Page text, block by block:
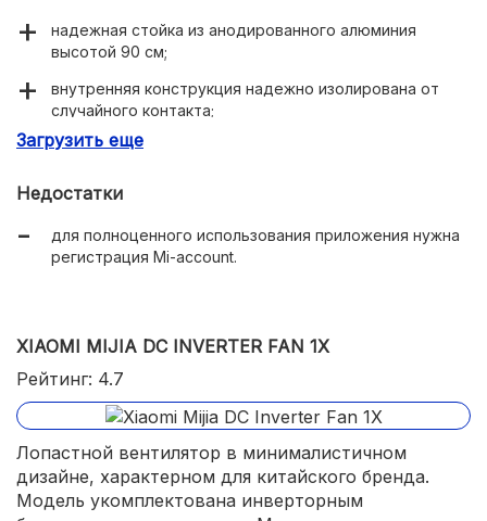
надежная стойка из анодированного алюминия
высотой 90 см;
внутренняя конструкция надежно изолирована от
случайного контакта;
4 угла поворота;
Корпус сочетает плотный ABS-пластик и
подключения к розетке;
отличная энергоэффективность.
Загрузить еще
Недостатки
для полноценного использования приложения нужна
регистрация Mi-account.
XIAOMI MIJIA DC INVERTER FAN 1X
Рейтинг: 4.7
Лопастной вентилятор в минималистичном
дизайне, характерном для китайского бренда.
Модель укомплектована инверторным